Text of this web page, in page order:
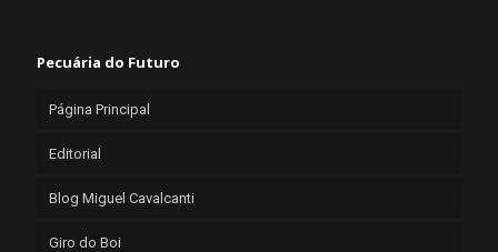
Pecuária do Futuro
Página Principal
Editorial
Blog Miguel Cavalcanti
Giro do Boi